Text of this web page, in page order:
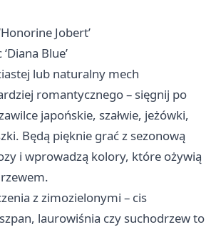
Jobert’
Blue’
lub naturalny mech
romantycznego – sięgnij po
japońskie, szałwie, jeżówki,
Będą pięknie grać z sezonową
i wprowadzą kolory, które ożywią
z zimozielonymi – cis
laurowiśnia czy suchodrzew to